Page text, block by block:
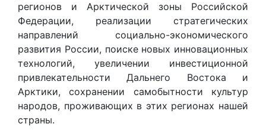
регионов и Арктической зоны Российской
Федерации, реализации стратегических
направлений социально-экономического
развития России, поиске новых инновационных
технологий, увеличении инвестиционной
привлекательности Дальнего Востока и
Арктики, сохранении самобытности культур
народов, проживающих в этих регионах нашей
страны.